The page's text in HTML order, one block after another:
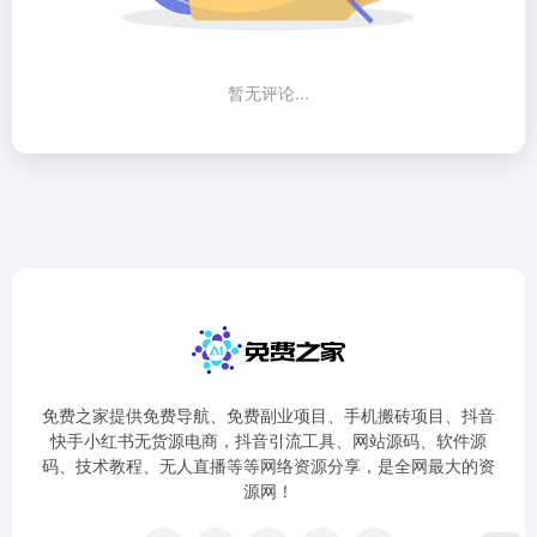
暂无评论...
免费之家提供免费导航、免费副业项目、手机搬砖项目、抖音
快手小红书无货源电商，抖音引流工具、网站源码、软件源
码、技术教程、无人直播等等网络资源分享，是全网最大的资
源网！